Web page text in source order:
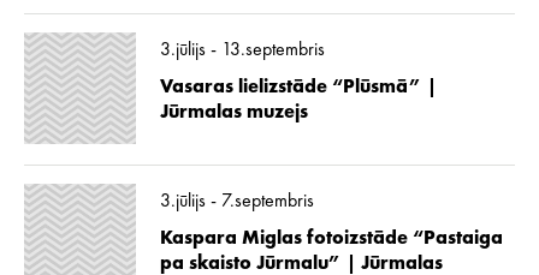
3.jūlijs - 13.septembris
Vasaras lielizstāde “Plūsmā” |
Jūrmalas muzejs
3.jūlijs - 7.septembris
Kaspara Miglas fotoizstāde “Pastaiga
pa skaisto Jūrmalu” | Jūrmalas